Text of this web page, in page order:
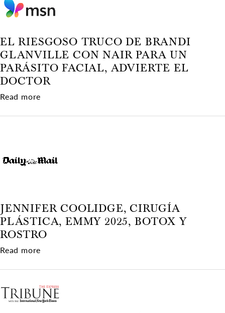
EL RIESGOSO TRUCO DE BRANDI
GLANVILLE CON NAIR PARA UN
PARÁSITO FACIAL, ADVIERTE EL
DOCTOR
Read more
JENNIFER COOLIDGE, CIRUGÍA
PLÁSTICA, EMMY 2025, BOTOX Y
ROSTRO
Read more